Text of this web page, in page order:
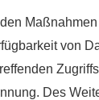
von
Des